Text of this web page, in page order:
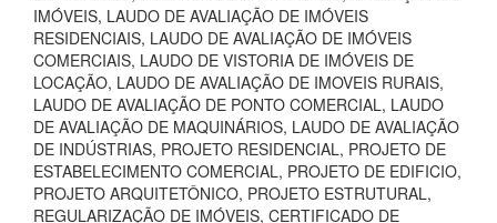
IMÓVEIS, LAUDO DE AVALIAÇÃO DE IMÓVEIS
RESIDENCIAIS, LAUDO DE AVALIAÇÃO DE IMÓVEIS
COMERCIAIS, LAUDO DE VISTORIA DE IMÓVEIS DE
LOCAÇÃO, LAUDO DE AVALIAÇÃO DE IMOVEIS RURAIS,
LAUDO DE AVALIAÇÃO DE PONTO COMERCIAL, LAUDO
DE AVALIAÇÃO DE MAQUINÁRIOS, LAUDO DE AVALIAÇÃO
DE INDÚSTRIAS, PROJETO RESIDENCIAL, PROJETO DE
ESTABELECIMENTO COMERCIAL, PROJETO DE EDIFICIO,
PROJETO ARQUITETÔNICO, PROJETO ESTRUTURAL,
REGULARIZAÇÃO DE IMÓVEIS, CERTIFICADO DE